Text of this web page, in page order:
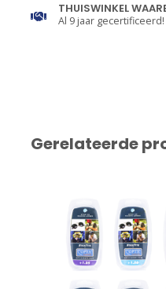
THUISWINKEL
Al 9 jaar gecertificeerd!
Gerelateerde